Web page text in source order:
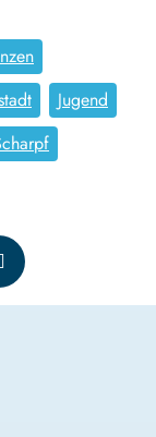
Jugend